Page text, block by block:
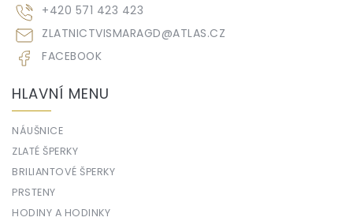
ZLATNICTVISMARAGD@ATLAS.CZ
+420 571 423 423
FACEBOOK
HLAVNÍ MENU
NÁUŠNICE
ZLATÉ ŠPERKY
BRILIANTOVÉ ŠPERKY
PRSTENY
HODINY A HODINKY